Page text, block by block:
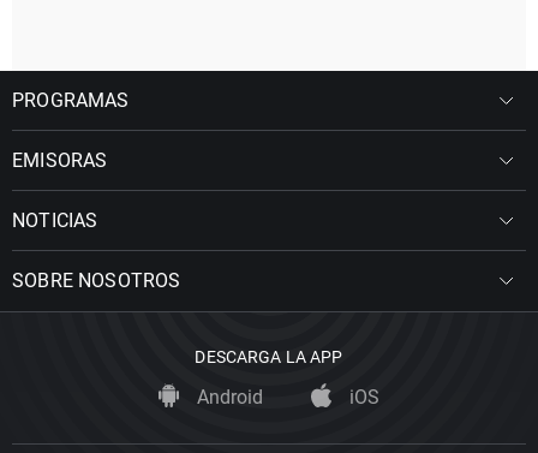
PROGRAMAS
EMISORAS
NOTICIAS
SOBRE NOSOTROS
DESCARGA LA APP
Android iOS